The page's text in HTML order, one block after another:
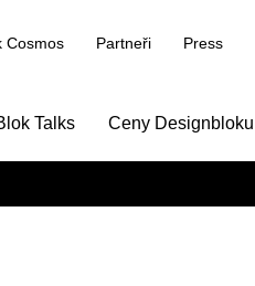
Cosmos Partneři Press
Talks Ceny Designbloku